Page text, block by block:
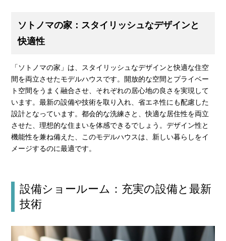
ソトノマの家：スタイリッシュなデザインと
快適性
「ソトノマの家」は、スタイリッシュなデザインと快適な住空
間を両立させたモデルハウスです。開放的な空間とプライベー
ト空間をうまく融合させ、それぞれの居心地の良さを実現して
います。最新の設備や技術を取り入れ、省エネ性にも配慮した
設計となっています。都会的な洗練さと、快適な居住性を両立
させた、理想的な住まいを体感できるでしょう。デザイン性と
機能性を兼ね備えた、このモデルハウスは、新しい暮らしをイ
メージするのに最適です。
設備ショールーム：充実の設備と最新
技術